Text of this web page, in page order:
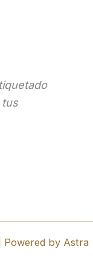
tus
Powered by Astra